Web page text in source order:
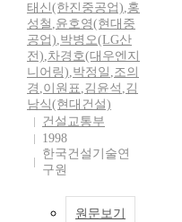
태신(한진중공업),홍
성철 ,윤호영(현대중
공업),박병오(LG산
전),차경호(대우엔지
니어링),박정일 ,조의
경 ,이원표,김윤석 ,김
남식(현대건설)
건설교통부
1998
한국건설기술연
구원
원문보기